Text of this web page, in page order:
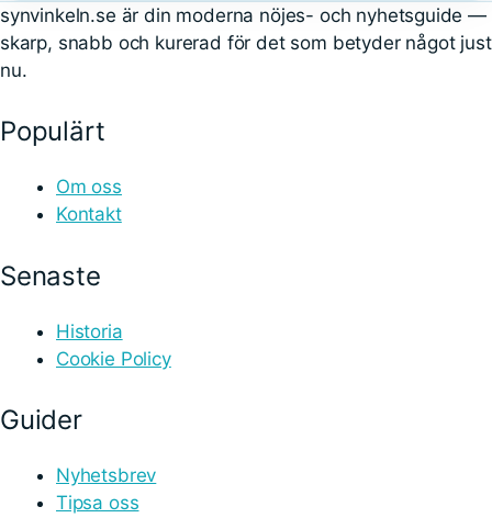
synvinkeln.se är din moderna nöjes- och nyhetsguide —
skarp, snabb och kurerad för det som betyder något just
nu.
Populärt
Om oss
Kontakt
Senaste
Historia
Cookie Policy
Guider
Nyhetsbrev
Tipsa oss